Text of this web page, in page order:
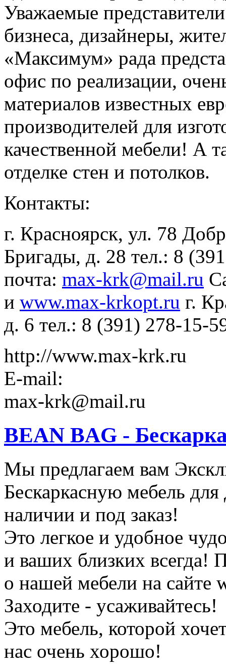
Уважаемые
бизнеса, дизайнеры,
«Максимум» рада
офис по реализации,
материалов известных
производителей для
качественной мебели! А
отделке стен и потолков.
Контакты:
г. Красноярск, ул. 78
Бригады, д. 28 тел.: 8
почта: max-krk@mail.ru
и www.max-krkopt.ru г.
д. 6 тел.: 8 (391) 278-15-
http://www.max-krk.ru
E-mail:
max-krk@mail.ru
BEAN BAG -
Мы предлагаем вам
Бескаркасную мебель
наличии и под заказ!
Это легкое и удобное
и ваших близких всегда!
о нашей мебели на сайте
Заходите - усаживайтесь!
Это мебель, которой
нас очень хорошо!